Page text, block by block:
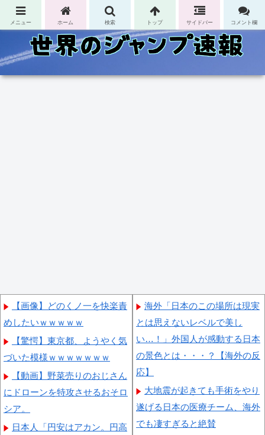
コンテンツへスキップ
【画像】どのくノ一を快楽責
めしたいｗｗｗｗｗ
【驚愕】東京都、ようやく気
づいた模様ｗｗｗｗｗｗｗ
【動画】野菜売りのおじさん
にドローンを特攻させるおそロ
シア。
日本人「円安はアカン。円高
海外「日本のこの場所は現実
とは思えないレベルで美し
い…！」外国人が感動する日本
の景色とは・・・？【海外の反
応】
大地震が起きても手術をやり
遂げる日本の医療チーム、海外
でも凄すぎると絶賛
メニュー ホーム 検索 トップ サイドバー コメント欄